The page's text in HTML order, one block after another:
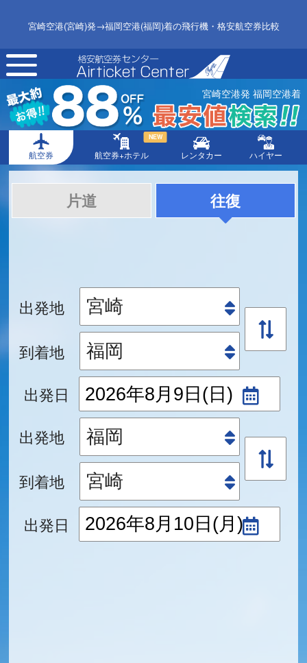
宮崎空港(宮崎)発→福岡空港(福岡)着の飛行機・格安航空券比較
toggle
navigation
宮崎空港発 福岡空港着
航空券 航空券+ホテル
NEW
レンタカー ハイヤー
片道 往復
出発地
到着地
出発日
出発地
到着地
出発日